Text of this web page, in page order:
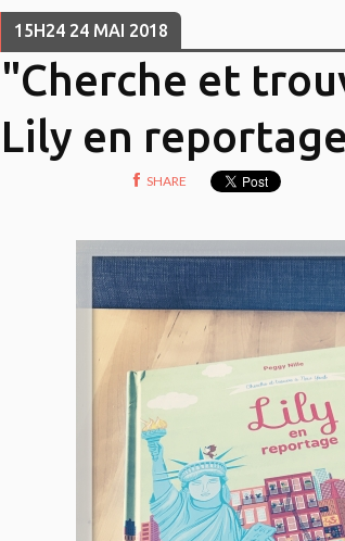
15H24 24 MAI 2018
"Cherche et
Lily en
SHARE